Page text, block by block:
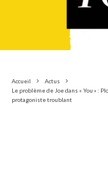
Accueil
Actus
Le problème de Joe dans « You » :
protagoniste troublant